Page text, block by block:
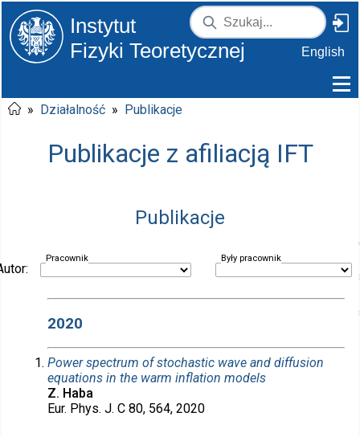
Instytut
Fizyki Teoretycznej
English
» Działalność » Publikacje
Publikacje z afiliacją IFT
Publikacje
Pracownik Były pracownik
2020
Power spectrum of stochastic wave and diffusion
equations in the warm inflation models
Z. Haba
Eur. Phys. J. C 80, 564, 2020